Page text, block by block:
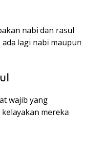
nabi dan rasul
lagi nabi maupun
wajib yang
mereka